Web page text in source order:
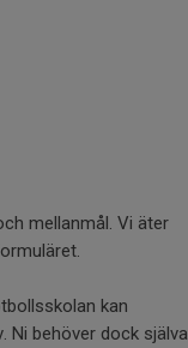
mellanmål. Vi äter
kan
Ni behöver dock själva